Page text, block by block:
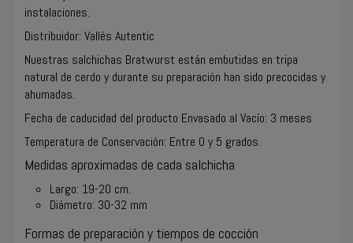
instalaciones.
Distribuidor: Vallés Autentic
Nuestras salchichas Bratwurst están embutidas en tripa
natural de cerdo y durante su preparación han sido precocidas y
ahumadas.
Fecha de caducidad del producto Envasado al Vacío: 3 meses
Temperatura de Conservación: Entre 0 y 5 grados.
Medidas aproximadas de cada salchicha
Largo: 19-20 cm.
Diámetro: 30-32 mm
Formas de preparación y tiempos de cocción